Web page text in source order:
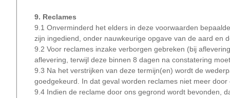
9. Reclames
9.1 Onverminderd het elders in deze voorwaarden
zijn ingediend, onder nauwkeurige opgave van de aard en
9.2 Voor reclames inzake verborgen gebreken (bij
aflevering, terwijl deze binnen 8 dagen na constatering
9.3 Na het verstrijken van deze termijn(en) wordt de
goedgekeurd. In dat geval worden reclames niet meer
9.4 Indien de reclame door ons gegrond wordt bevonden,